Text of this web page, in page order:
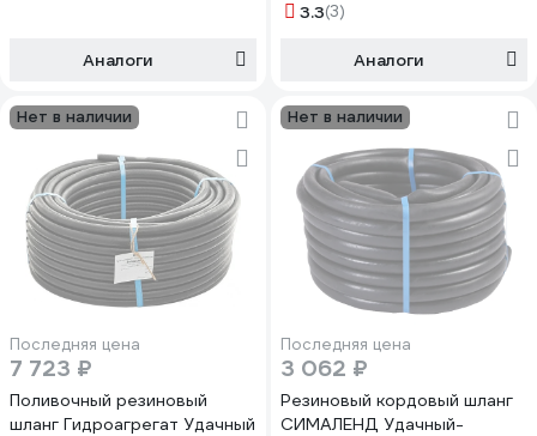
Аналоги
3.3(3)
Аналоги
Нет в наличии
Последняя цена
7 723 ₽
Поливочный резиновый
шланг Гидроагрегат Удачный
Нет в наличии
Последняя цена
3 062 ₽
Резиновый кордовый шланг
СИМАЛЕНД Удачный-